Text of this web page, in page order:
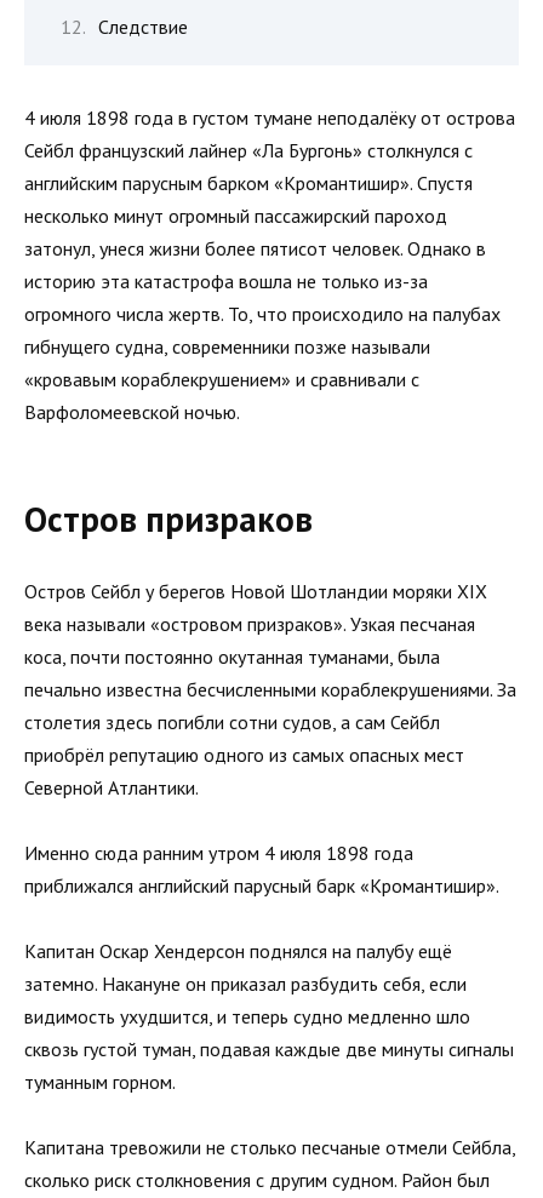
Следствие
4 июля 1898 года в густом тумане неподалёку от острова
Сейбл французский лайнер «Ла Бургонь» столкнулся с
английским парусным барком «Кромантишир». Спустя
несколько минут огромный пассажирский пароход
затонул, унеся жизни более пятисот человек. Однако в
историю эта катастрофа вошла не только из-за
огромного числа жертв. То, что происходило на палубах
гибнущего судна, современники позже называли
«кровавым кораблекрушением» и сравнивали с
Варфоломеевской ночью.
Остров призраков
Остров Сейбл у берегов Новой Шотландии моряки XIX
века называли «островом призраков». Узкая песчаная
коса, почти постоянно окутанная туманами, была
печально известна бесчисленными кораблекрушениями. За
столетия здесь погибли сотни судов, а сам Сейбл
приобрёл репутацию одного из самых опасных мест
Северной Атлантики.
Именно сюда ранним утром 4 июля 1898 года
приближался английский парусный барк «Кромантишир».
Капитан Оскар Хендерсон поднялся на палубу ещё
затемно. Накануне он приказал разбудить себя, если
видимость ухудшится, и теперь судно медленно шло
сквозь густой туман, подавая каждые две минуты сигналы
туманным горном.
Капитана тревожили не столько песчаные отмели Сейбла,
сколько риск столкновения с другим судном. Район был